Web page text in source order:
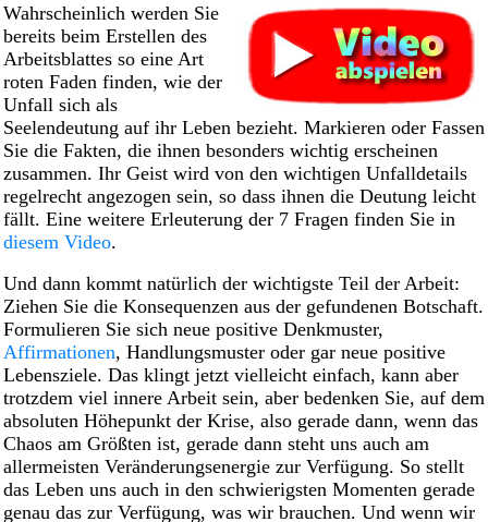
Wahrscheinlich werden Sie
bereits beim Erstellen des
Arbeitsblattes so eine Art
roten Faden finden, wie der
Unfall sich als
Seelendeutung auf ihr Leben bezieht. Markieren oder Fassen
Sie die Fakten, die ihnen besonders wichtig erscheinen
zusammen. Ihr Geist wird von den wichtigen Unfalldetails
regelrecht angezogen sein, so dass ihnen die Deutung leicht
fällt. Eine weitere Erleuterung der 7 Fragen finden Sie in
diesem Video.
Und dann kommt natürlich der wichtigste Teil der Arbeit:
Ziehen Sie die Konsequenzen aus der gefundenen Botschaft.
Formulieren Sie sich neue positive Denkmuster,
Affirmationen, Handlungsmuster oder gar neue positive
Lebensziele. Das klingt jetzt vielleicht einfach, kann aber
trotzdem viel innere Arbeit sein, aber bedenken Sie, auf dem
absoluten Höhepunkt der Krise, also gerade dann, wenn das
Chaos am Größten ist, gerade dann steht uns auch am
allermeisten Veränderungsenergie zur Verfügung. So stellt
das Leben uns auch in den schwierigsten Momenten gerade
genau das zur Verfügung, was wir brauchen. Und wenn wir